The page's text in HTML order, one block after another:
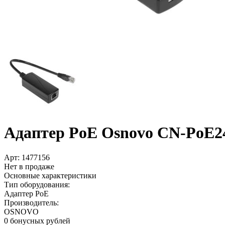
Адаптер PoE Osnovo CN-
Арт: 1477156
Нет в продаже
Основные характеристики
Тип оборудования:
Адаптер PoE
Производитель:
OSNOVO
0 бонусных рублей